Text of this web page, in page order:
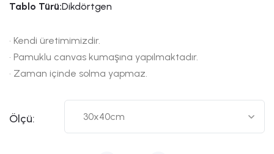
Tablo Türü:Dikdörtgen
• Kendi üretimimizdir.
• Pamuklu canvas kumaşına yapılmaktadır.
• Zaman içinde solma yapmaz.
Ölçü: